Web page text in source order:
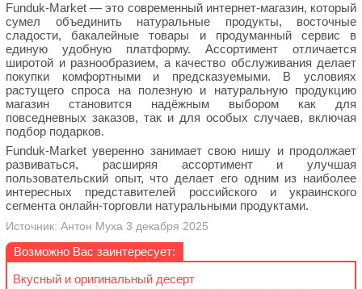
Funduk-Market — это современный интернет-магазин, который
сумел объединить натуральные продукты, восточные
сладости, бакалейные товары и продуманный сервис в
единую удобную платформу. Ассортимент отличается
широтой и разнообразием, а качество обслуживания делает
покупки комфортными и предсказуемыми. В условиях
растущего спроса на полезную и натуральную продукцию
магазин становится надёжным выбором как для
повседневных заказов, так и для особых случаев, включая
подбор подарков.
Funduk-Market уверенно занимает свою нишу и продолжает
развиваться, расширяя ассортимент и улучшая
пользовательский опыт, что делает его одним из наиболее
интересных представителей российского и украинского
сегмента онлайн-торговли натуральными продуктами.
Источник: Антон Муха 3 декабря 2025
Возможно Вас заинтересует:
Вкусный и оригинальный десерт